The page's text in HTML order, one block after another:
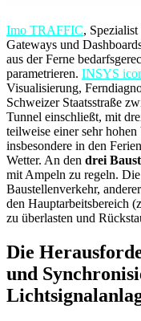
Imo TRAFFIC,
Gateways und
aus der Ferne
parametrieren. INSYS
Visualisierung,
Schweizer Staatsstraße
Tunnel einschließt, mit
teilweise einer sehr hohen
insbesondere in den
Wetter. An den drei
mit Ampeln zu regeln.
Baustellenverkehr,
den Hauptarbeitsbereich
zu überlasten und
Die
und